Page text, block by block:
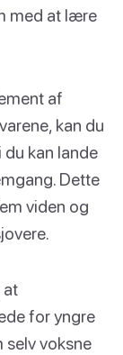
med at lære
af
kan du
kan lande
Dette
viden og
at
for yngre
selv voksne